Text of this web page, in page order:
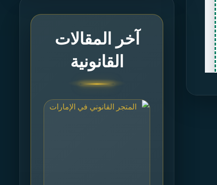
آخر المقالات
القانونية